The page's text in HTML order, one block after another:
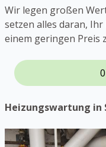
Wir legen großen
setzen alles daran,
einem geringen Preis
Heizungswartung in